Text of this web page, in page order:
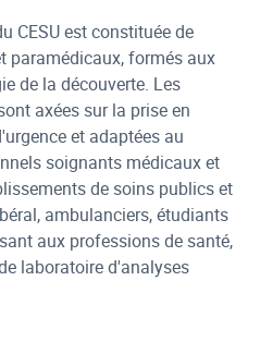
CESU est constituée de
paramédicaux, formés aux
de la découverte. Les
axées sur la prise en
et adaptées au
soignants médicaux et
de soins publics et
ambulanciers, étudiants
aux professions de santé,
laboratoire d'analyses